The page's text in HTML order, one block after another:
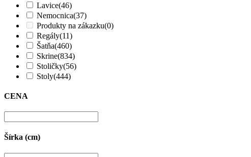
Lavice(46)
Nemocnica(37)
Produkty na zákazku(0)
Regály(11)
Šatňa(460)
Skrine(834)
Stoličky(56)
Stoly(444)
CENA
Šírka (cm)